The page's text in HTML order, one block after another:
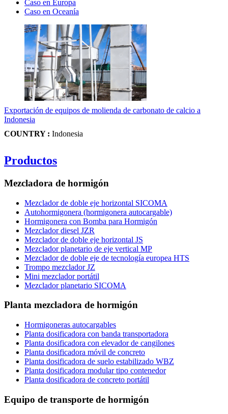
Caso en Europa
Caso en Oceanía
Exportación de equipos de molienda de carbonato de calcio a
Indonesia
COUNTRY : Indonesia
Productos
Mezcladora de hormigón
Mezclador de doble eje horizontal SICOMA
Autohormigonera (hormigonera autocargable)
Hormigonera con Bomba para Hormigón
Mezclador diesel JZR
Mezclador de doble eje horizontal JS
Mezclador planetario de eje vertical MP
Mezclador de doble eje de tecnología europea HTS
Trompo mezclador JZ
Mini mezclador portátil
Mezclador planetario SICOMA
Planta mezcladora de hormigón
Hormigoneras autocargables
Planta dosificadora con banda transportadora
Planta dosificadora con elevador de cangilones
Planta dosificadora móvil de concreto
Planta dosificadora de suelo estabilizado WBZ
Planta dosificadora modular tipo contenedor
Planta dosificadora de concreto portátil
Equipo de transporte de hormigón